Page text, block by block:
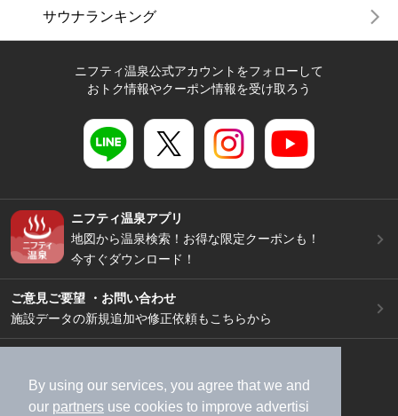
By using our services, you agree that we and
our partners use cookies to improve advertisi
サウナランキング
ニフティ温泉公式アカウントをフォローして
おトク情報やクーポン情報を受け取ろう
ニフティ温泉アプリ
地図から温泉検索！お得な限定クーポンも！
今すぐダウンロード！
ご意見ご要望 ・お問い合わせ
施設データの新規追加や修正依頼もこちらから
加盟店募集（資料請求）
広告出稿のご案内
利用規約
ライフスタイルMEMBERS+規約